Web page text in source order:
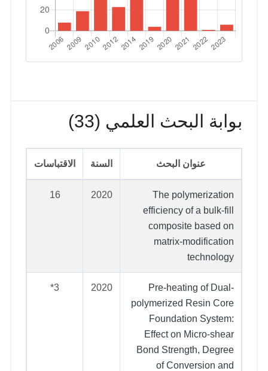
بوابة البحث العلمي (33)
عنوان البحث السنة الاقتباسات
The polymerization
efficiency of a bulk-fill
composite based on
matrix-modification
technology
2020
16
Pre-heating of Dual-
polymerized Resin Core
Foundation System:
Effect on Micro-shear
Bond Strength, Degree
of Conversion and
2020
3*